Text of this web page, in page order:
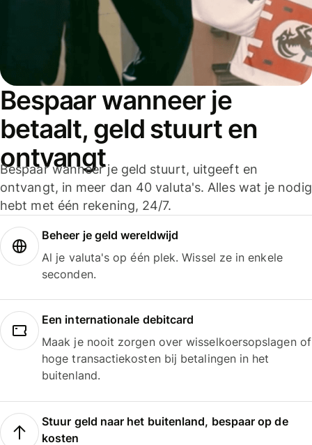
Bespaar wanneer je
betaalt, geld stuurt en
ontvangt
Bespaar wanneer je geld stuurt, uitgeeft en
ontvangt, in meer dan 40 valuta's. Alles wat je nodig
hebt met één rekening, 24/7.
Beheer je geld wereldwijd
Al je valuta's op één plek. Wissel ze in enkele
seconden.
Een internationale debitcard
Maak je nooit zorgen over wisselkoersopslagen of
hoge transactiekosten bij betalingen in het
buitenland.
Stuur geld naar het buitenland, bespaar op de
kosten